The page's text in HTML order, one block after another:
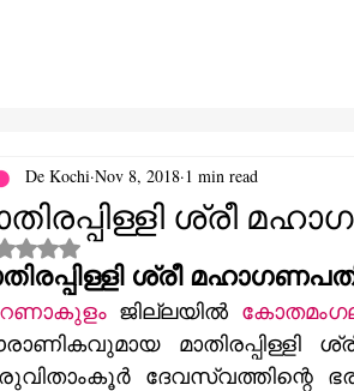
ശ്രീ
De Kochi Nov 8, 2018 1 min read
Rated NaN out of 5 stars.
ശ്രീ
ജില്ലയിൽ
ദേവസ്വത്തിന്റെ